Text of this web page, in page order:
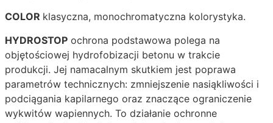
COLOR klasyczna, monochromatyczna kolorystyka.
HYDROSTOP ochrona podstawowa polega na
objętościowej hydrofobizacji betonu w trakcie
produkcji. Jej namacalnym skutkiem jest poprawa
parametrów technicznych: zmniejszenie nasiąkliwości i
podciągania kapilarnego oraz znaczące ograniczenie
wykwitów wapiennych. To działanie ochronne